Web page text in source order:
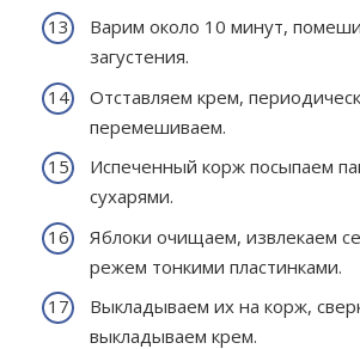
Варим около 10 минут,
загустения.
Отставляем крем,
перемешиваем.
Испеченный корж посыпаем
сухарями.
Яблоки очищаем, извлекаем
режем тонкими пластинками.
Выкладываем их на корж,
выкладываем крем.